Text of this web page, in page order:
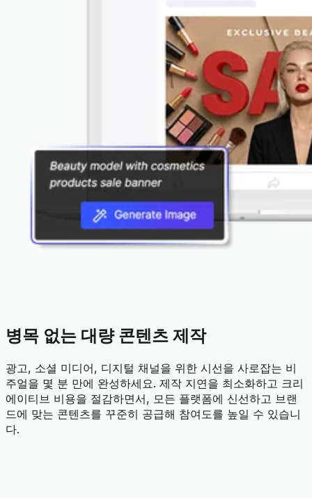
병목 없는 대량 콘텐츠 제작
광고, 소셜 미디어, 디지털 채널을 위한 시선을 사로잡는 비
주얼을 몇 분 만에 완성하세요. 제작 지연을 최소화하고 크리
에이티브 비용을 절감하면서, 모든 플랫폼에 신선하고 브랜
드에 맞는 콘텐츠를 꾸준히 공급해 참여도를 높일 수 있습니
다.